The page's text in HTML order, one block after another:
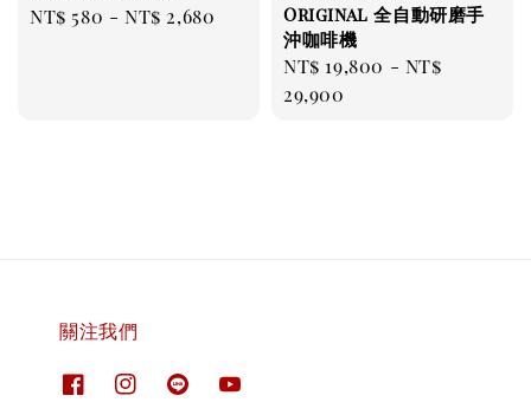
Regular
NT$ 580 -NT$ 2,680
Original 全自動研磨手
沖咖啡機
Regular
price
NT$ 19,800 - NT$
29,900
關注我們